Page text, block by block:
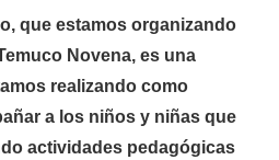
que estamos organizando
Novena, es una
realizando como
a los niños y niñas que
actividades pedagógicas